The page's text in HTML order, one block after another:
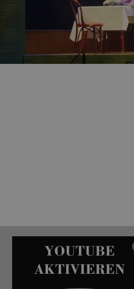
YOUTUBE
AKTIVIEREN